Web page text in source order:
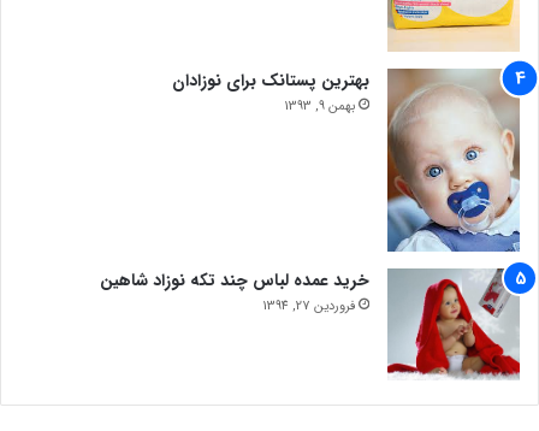
بهترین پستانک برای نوزادان
بهمن 9, 1393
خرید عمده لباس چند تکه نوزاد شاهین
فروردین 27, 1394